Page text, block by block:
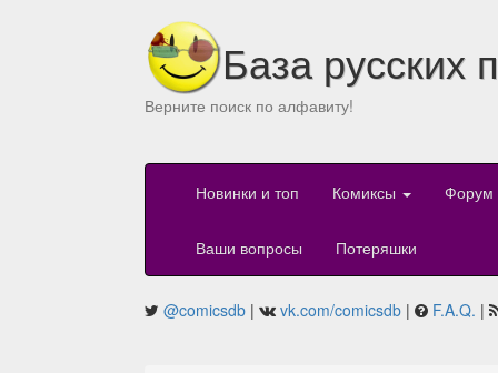
База русских
Верните поиск по алфавиту!
Новинки и топ Комиксы Форум
Ваши вопросы Потеряшки
@comicsdb | vk.com/comicsdb | F.A.Q. |